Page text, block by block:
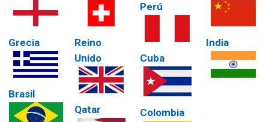
Grecia
Brasil
Reino
Unido
Qatar
Perú
Cuba
Colombia
India